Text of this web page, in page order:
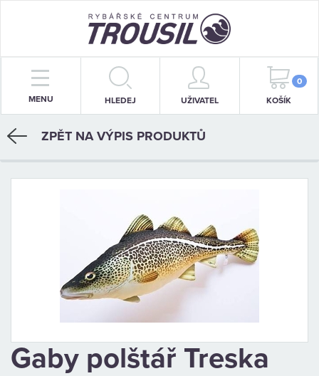
MENU HLEDEJ UŽIVATEL
0
KOŠÍK
PRUTY
NAVIJÁKY
BIŽUTERIE
SIGNALIZÁTORY
OBLEČENÍ
PÉČE
ZPĚT NA VÝPIS PRODUKTŮ
Gaby polštář Treska